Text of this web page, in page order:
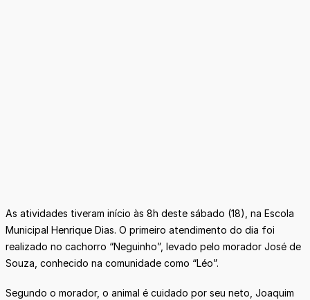
As atividades tiveram início às 8h deste sábado (18), na Escola
Municipal Henrique Dias. O primeiro atendimento do dia foi
realizado no cachorro “Neguinho”, levado pelo morador José de
Souza, conhecido na comunidade como “Léo”.
Segundo o morador, o animal é cuidado por seu neto, Joaquim